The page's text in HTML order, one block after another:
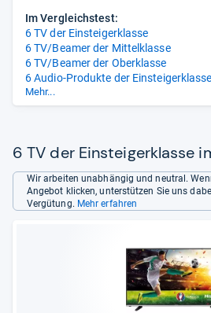
Im Vergleichstest:
6 TV der Einsteigerklasse
6 TV/Beamer der Mittelklasse
6 TV/Beamer der Oberklasse
6 Audio-Produkte der Einsteigerklasse
6 Audio-Produkte der Mittelklasse
6 Audio-Produkte der Oberklasse
Mehr...
6 TV der Einsteigerklasse
Wir arbeiten unabhängig und neutral.
Angebot klicken, unterstützen Sie uns
Vergütung. Mehr erfahren